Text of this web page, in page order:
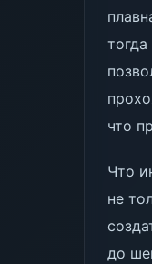
что
Что
не
до